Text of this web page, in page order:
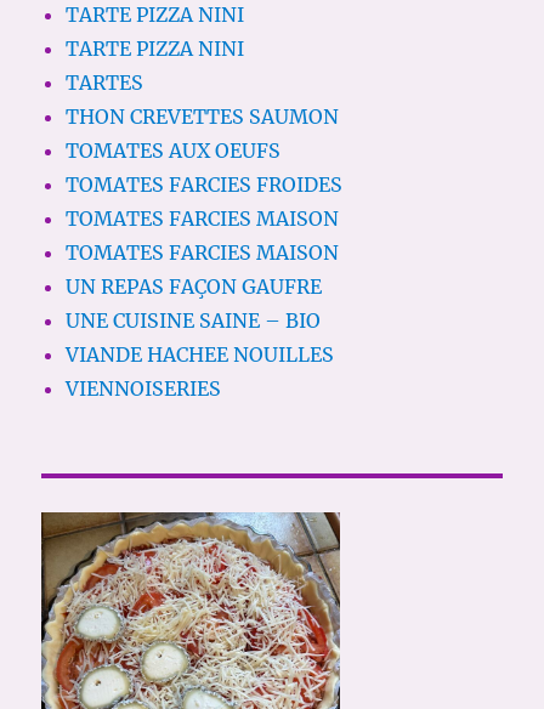
TARTE PIZZA NINI
TARTE PIZZA NINI
TARTES
THON CREVETTES SAUMON
TOMATES AUX OEUFS
TOMATES FARCIES FROIDES
TOMATES FARCIES MAISON
TOMATES FARCIES MAISON
UN REPAS FAÇON GAUFRE
UNE CUISINE SAINE – BIO
VIANDE HACHEE NOUILLES
VIENNOISERIES